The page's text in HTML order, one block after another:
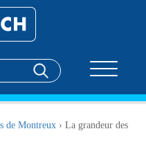
de Montreux › La grandeur des